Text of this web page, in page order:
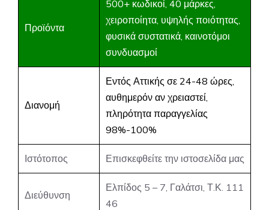
Προϊόντα
500+ κωδικοί, 40 μάρκες,
χειροποίητα, υψηλής ποιότητας,
φυσικά συστατικά, καινοτόμοι
συνδυασμοί
Διανομή
Εντός Αττικής σε 24-48 ώρες,
αυθημερόν αν χρειαστεί,
πληρότητα παραγγελίας
98%-100%
Ιστότοπος Επισκεφθείτε την ιστοσελίδα μας
Διεύθυνση
Ελπίδος 5 – 7, Γαλάτσι, Τ.Κ. 111
46